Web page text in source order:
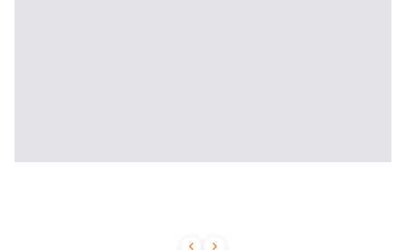
 